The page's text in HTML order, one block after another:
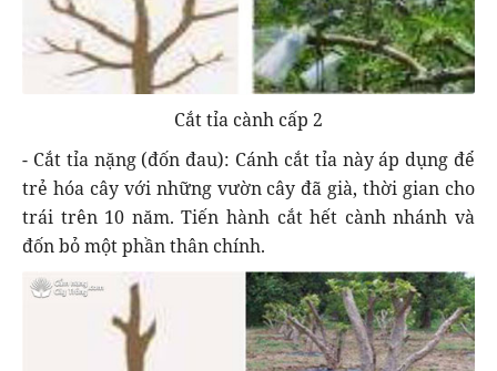
Cắt tỉa cành cấp 2
- Cắt tỉa nặng (đốn đau): Cánh cắt tỉa này áp dụng để
trẻ hóa cây với những vườn cây đã già, thời gian cho
trái trên 10 năm. Tiến hành cắt hết cành nhánh và
đốn bỏ một phần thân chính.